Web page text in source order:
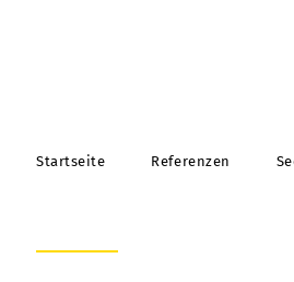
Startseite Referenzen